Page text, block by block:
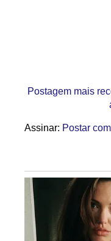
Postagem mais
Assinar: Postar